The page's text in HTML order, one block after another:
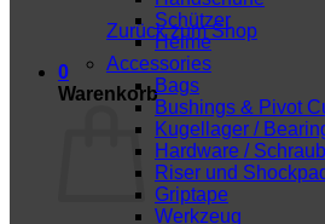
Zurück zum Shop
0
Warenkorb
Schützer
Helme
Accessories
Bags
Bushings & Pivot
Kugellager /
Hardware /
Riser und
Griptape
Werkzeug